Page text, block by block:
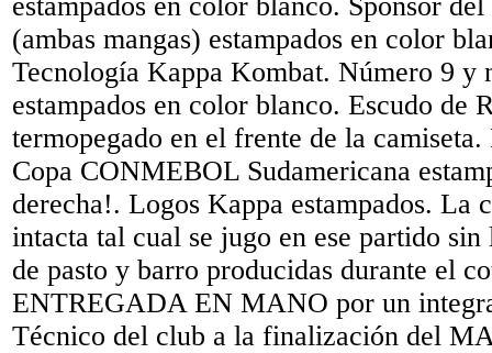
(ambas mangas) estampados en color
Tecnología Kappa Kombat. Número 9
estampados en color blanco. Escudo de
termopegado en el frente de la
Copa CONMEBOL Sudamericana
derecha!. Logos Kappa estampados. La
intacta tal cual se jugo en ese partido
de pasto y barro producidas durante el
ENTREGADA EN MANO por un
Técnico del club a la finalización del